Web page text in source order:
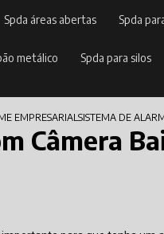
spda áreas abertas spda
metálico spda para silos
EMPRESARIALSISTEMA DE
Câmera